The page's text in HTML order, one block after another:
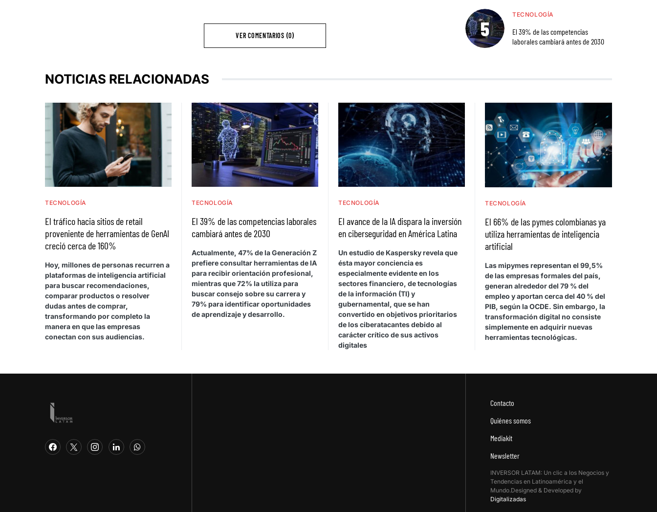
VER COMENTARIOS (0)
TECNOLOGÍA
El 39% de las competencias
laborales cambiará antes de 2030
NOTICIAS RELACIONADAS
TECNOLOGÍA
El tráfico hacia sitios de retail
proveniente de herramientas de GenAI
creció cerca de 160%
Hoy, millones de personas recurren a
plataformas de inteligencia artificial
para buscar recomendaciones,
comparar productos o resolver
dudas antes de comprar,
transformando por completo la
manera en que las empresas
conectan con sus audiencias.
TECNOLOGÍA
El 39% de las competencias laborales
cambiará antes de 2030
Actualmente, 47% de la Generación Z
prefiere consultar herramientas de IA
para recibir orientación profesional,
mientras que 72% la utiliza para
buscar consejo sobre su carrera y
79% para identificar oportunidades
de aprendizaje y desarrollo.
TECNOLOGÍA
El avance de la IA dispara la inversión
en ciberseguridad en América Latina
Un estudio de Kaspersky revela que
ésta mayor conciencia es
especialmente evidente en los
sectores financiero, de tecnologías
de la información (TI) y
gubernamental, que se han
convertido en objetivos prioritarios
de los ciberatacantes debido al
carácter crítico de sus activos
digitales
TECNOLOGÍA
El 66% de las pymes colombianas ya
utiliza herramientas de inteligencia
artificial
Las mipymes representan el 99,5%
de las empresas formales del país,
generan alrededor del 79 % del
empleo y aportan cerca del 40 % del
PIB, según la OCDE. Sin embargo, la
transformación digital no consiste
simplemente en adquirir nuevas
herramientas tecnológicas.
Contacto
Quiénes somos
Mediakit
Newsletter
INVERSOR LATAM: Un clic a los Negocios y
Tendencias en Latinoamérica y el
Mundo.Designed & Developed by
Digitalizadas